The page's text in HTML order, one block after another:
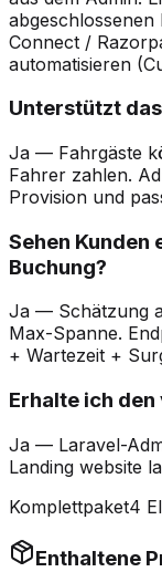
Connect /
automatisieren
Unterstützt
Ja — Fahrgäste
Fahrer zahlen.
Provision und
Sehen Kunden
Buchung?
Ja — Schätzung
Max-Spanne.
+ Wartezeit +
Erhalte ich
Ja — Laravel-
Landing website
Komplettpaket4
Enthaltene